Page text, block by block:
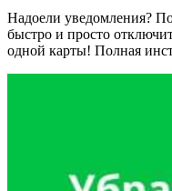
Надоели уведомления?
быстро и просто
одной карты! Полная